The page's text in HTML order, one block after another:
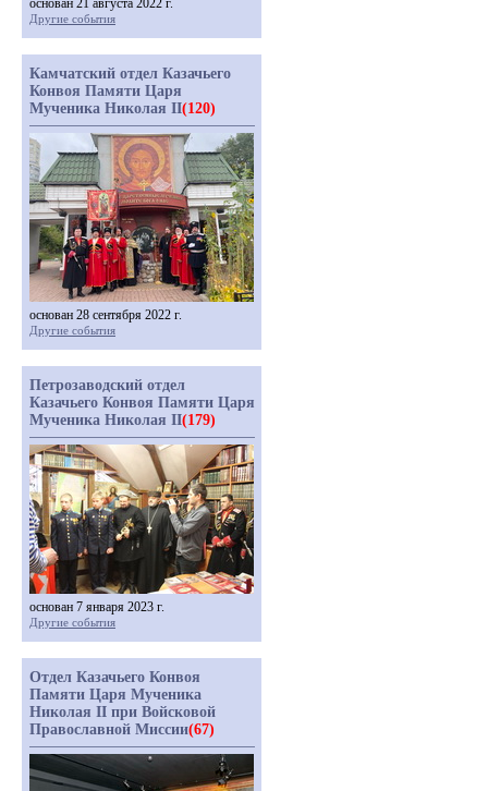
основан 21 августа 2022 г.
Другие события
Камчатский отдел Казачьего
Конвоя Памяти Царя
Мученика Николая II(120)
основан 28 сентября 2022 г.
Другие события
Петрозаводский отдел
Казачьего Конвоя Памяти Царя
Мученика Николая II(179)
основан 7 января 2023 г.
Другие события
Отдел Казачьего Конвоя
Памяти Царя Мученика
Николая II при Войсковой
Православной Миссии(67)